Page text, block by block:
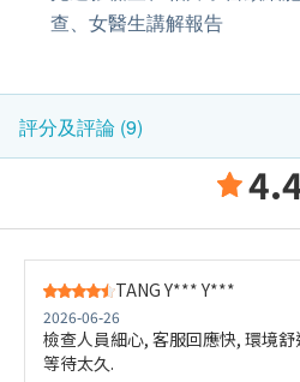
查、女醫生講解報告
評分及評論 (9)
TANG Y*** Y***
2026-06-26
檢查人員細心, 客服回應快, 環境舒
等待太久.